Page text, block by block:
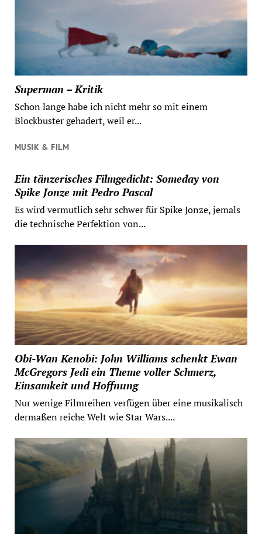
Superman – Kritik
Schon lange habe ich nicht mehr so mit einem
Blockbuster gehadert, weil er...
MUSIK & FILM
Ein tänzerisches Filmgedicht: Someday von
Spike Jonze mit Pedro Pascal
Es wird vermutlich sehr schwer für Spike Jonze, jemals
die technische Perfektion von...
Obi-Wan Kenobi: John Williams schenkt Ewan
McGregors Jedi ein Theme voller Schmerz,
Einsamkeit und Hoffnung
Nur wenige Filmreihen verfügen über eine musikalisch
dermaßen reiche Welt wie Star Wars....